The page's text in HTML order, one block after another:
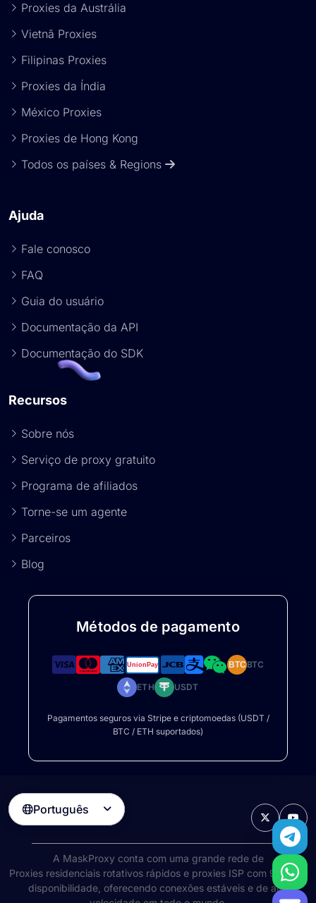
Proxies da Austrália
Vietnã Proxies
Filipinas Proxies
Proxies da Índia
México Proxies
Proxies de Hong Kong
Todos os países & Regions
Ajuda
Fale conosco
FAQ
Guia do usuário
Documentação da API
Documentação do SDK
Recursos
Sobre nós
Serviço de proxy gratuito
Programa de afiliados
Torne-se um agente
Parceiros
Blog
Métodos de pagamento
BTCBTC
ETH USDT
Pagamentos seguros via Stripe e criptomoedas (USDT /
BTC / ETH suportados)
Português 
A MaskProxy conta com uma grande rede de
Proxies residenciais rotativos rápidos e proxies ISP com 99% de
disponibilidade, oferecendo conexões estáveis e de alta